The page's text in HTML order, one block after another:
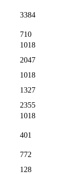
3384
710
1018
2047
1018
1327
2355
1018
401
772
128